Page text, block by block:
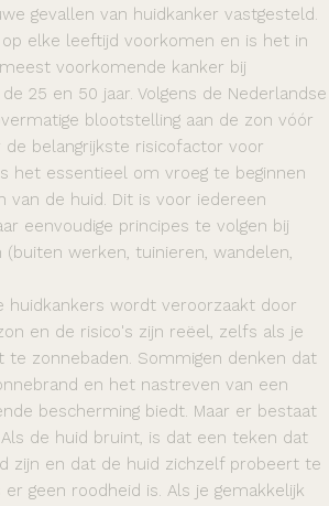
gevallen van huidkanker vastgesteld.
elke leeftijd voorkomen en is het in
voorkomende kanker bij
25 en 50 jaar. Volgens de Nederlandse
blootstelling aan de zon vóór
de belangrijkste risicofactor voor
het essentieel om vroeg te beginnen
de huid. Dit is voor iedereen
eenvoudige principes te volgen bij
(buiten werken, tuinieren, wandelen,
huidkankers wordt veroorzaakt door
en de risico's zijn reëel, zelfs als je
zonnebaden. Sommigen denken dat
en het nastreven van een
bescherming biedt. Maar er bestaat
Als de huid bruint, is dat een teken dat
zijn en dat de huid zichzelf probeert te
geen roodheid is. Als je gemakkelijk